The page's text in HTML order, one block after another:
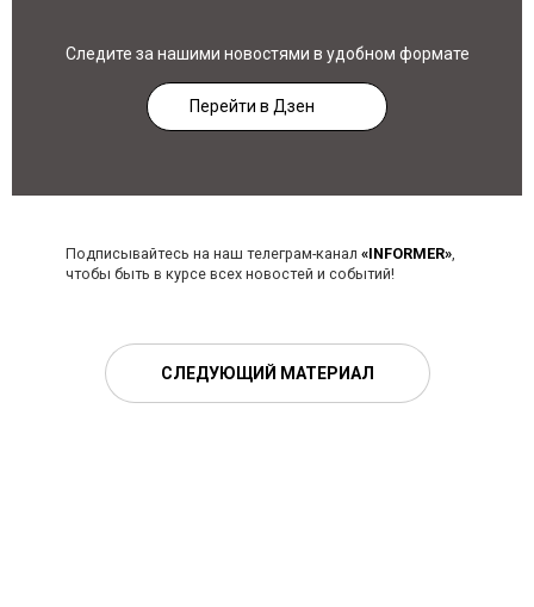
Следите за нашими новостями в удобном формате
Перейти в Дзен
Подписывайтесь на наш телеграм-канал «INFORMER»,
чтобы быть в курсе всех новостей и событий!
СЛЕДУЮЩИЙ МАТЕРИАЛ